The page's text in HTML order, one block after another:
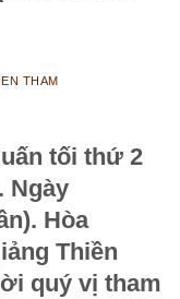
THAM
tối thứ 2
Ngày
Hòa
Thiền
quý vị tham